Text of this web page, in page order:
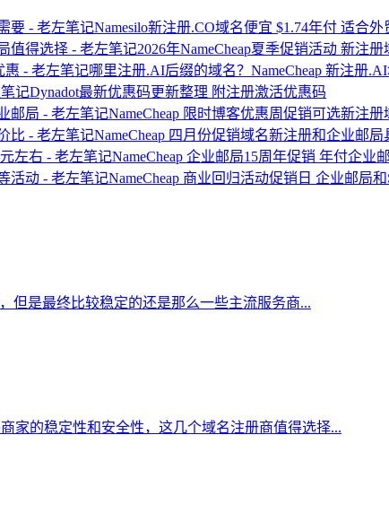
Namesilo新注册.CO域名便宜 $1.74年付 适合
2026年NameCheap夏季促销活动 新注
哪里注册.AI后缀的域名？NameCheap 新注册
Dynadot最新优惠码更新整理 附注册激活优惠码
NameCheap 限时博客优惠周促销可选新注
NameCheap 四月份促销域名新注册和企业邮局
NameCheap 企业邮局15周年促销 年付企业
NameCheap 商业回归活动促销日 企业邮局
但是最终比较稳定的还是那么一些主流服务商...
家的稳定性和安全性，这几个域名注册商值得选择...